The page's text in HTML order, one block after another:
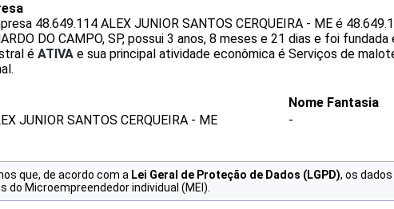
48.649.114 ALEX JUNIOR SANTOS CERQUEIRA - ME é
DO CAMPO, SP, possui 3 anos, 8 meses e 21 dias e foi
é ATIVA e sua principal atividade econômica é Serviços de
JUNIOR SANTOS CERQUEIRA - ME
Nome Fantasia
-
que, de acordo com a Lei Geral de Proteção de Dados (LGPD), os
do Microempreendedor individual (MEI).